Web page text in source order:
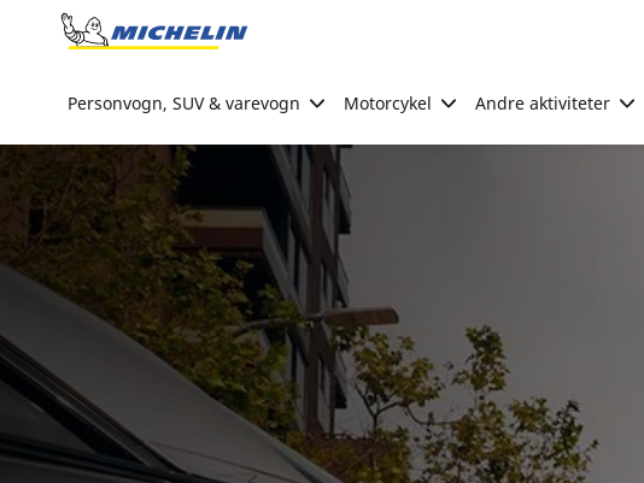
Go to page content
Personvogn, SUV & varevogn Motorcykel Andre aktiviteter